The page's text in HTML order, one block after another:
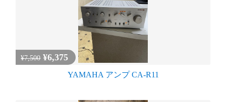
¥7,500 ¥6,375
YAMAHA アンプ CA-R11